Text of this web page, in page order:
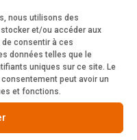
nous utilisons des
et/ou accéder aux
consentir à ces
données telles que le
uniques sur ce site. Le
peut avoir un
et fonctions.